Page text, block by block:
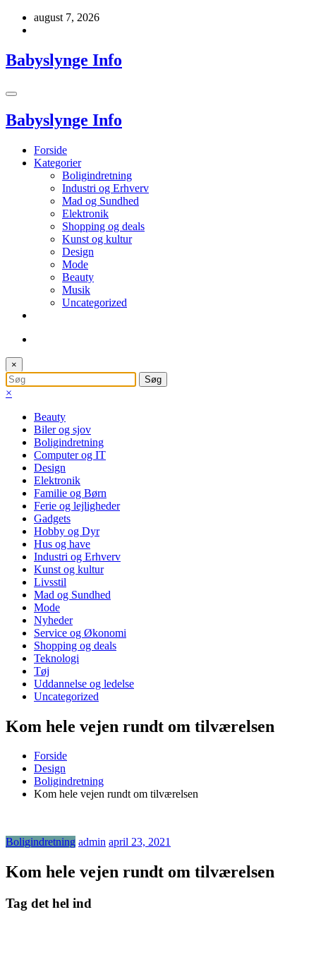
Videreaugust 7, 2026
Babyslynge Info
Babyslynge Info
Forside
Kategorier
Boligindretning
Industri og Erhverv
Mad og Sundhed
Elektronik
Shopping og deals
Kunst og kultur
Design
Mode
Beauty
Musik
Uncategorized
×
×
Beauty
Biler og sjov
Boligindretning
Computer og IT
Design
Elektronik
Familie og Børn
Ferie og lejligheder
Gadgets
Hobby og Dyr
Hus og have
Industri og Erhverv
Kunst og kultur
Livsstil
Mad og Sundhed
Mode
Nyheder
Service og Økonomi
Shopping og deals
Teknologi
Tøj
Uddannelse og ledelse
Uncategorized
Kom hele vejen rundt om tilværelsen
Forside
Design
Boligindretning
Kom hele vejen rundt om tilværelsen
Boligindretning admin april 23, 2021
Kom hele vejen rundt om tilværelsen
Tag det hel ind